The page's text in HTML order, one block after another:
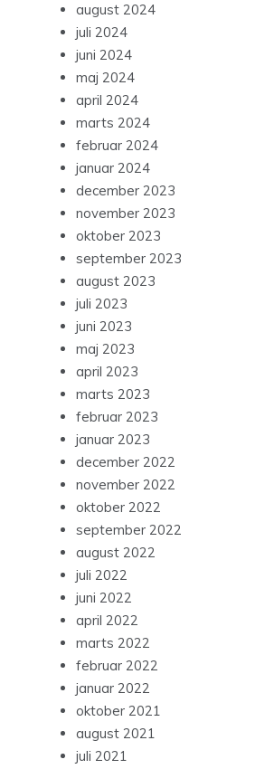
august 2024
juli 2024
juni 2024
maj 2024
april 2024
marts 2024
februar 2024
januar 2024
december 2023
november 2023
oktober 2023
september 2023
august 2023
juli 2023
juni 2023
maj 2023
april 2023
marts 2023
februar 2023
januar 2023
december 2022
november 2022
oktober 2022
september 2022
august 2022
juli 2022
juni 2022
april 2022
marts 2022
februar 2022
januar 2022
oktober 2021
august 2021
juli 2021